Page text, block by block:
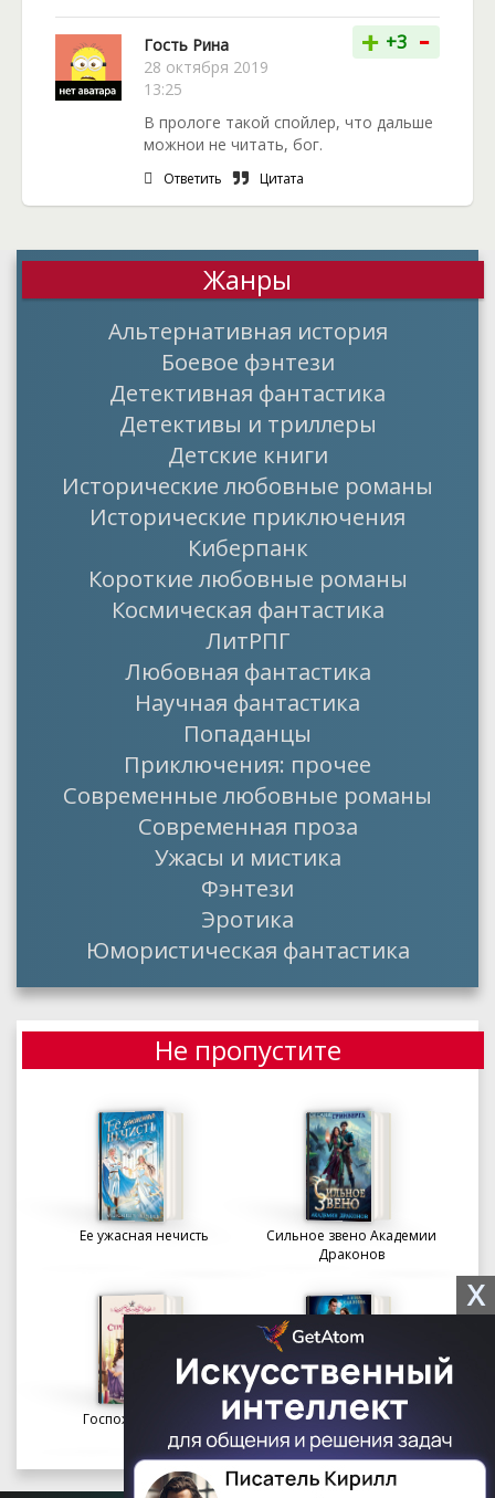
Гость Рина
28 октября 2019
13:25
+ +3 -
В прологе такой спойлер, что дальше
можнои не читать, бог.
Ответить Цитата
Жанры
Альтернативная история
Боевое фэнтези
Детективная фантастика
Детективы и триллеры
Детские книги
Исторические любовные романы
Исторические приключения
Киберпанк
Короткие любовные романы
Космическая фантастика
ЛитРПГ
Любовная фантастика
Научная фантастика
Попаданцы
Приключения: прочее
Современные любовные романы
Современная проза
Ужасы и мистика
Фэнтези
Эротика
Юмористическая фантастика
Не пропустите
Ее ужасная нечисть
Сильное звено Академии
Драконов
Госпожа портниха
Осколки вечности в
Академии Судьбы
X